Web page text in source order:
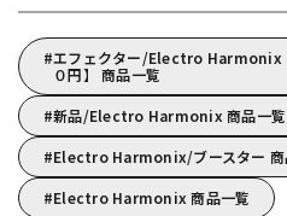
エフェクター/Electro Harmonix
０円】 商品一覧
新品/Electro Harmonix 商品一覧
Electro Harmonix/ブースター 商
Electro Harmonix 商品一覧